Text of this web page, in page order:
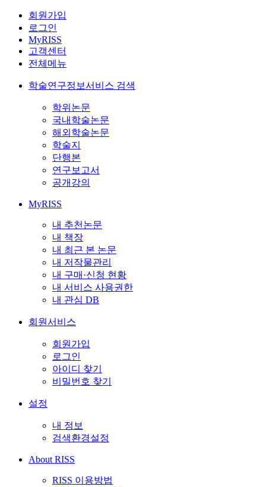
회원가입
로그인
MyRISS
고객센터
전체메뉴
학술연구정보서비스 검색
학위논문
국내학술논문
해외학술논문
학술지
단행본
연구보고서
공개강의
MyRISS
내 추천논문
내 책장
내 최근 본 논문
내 저작물관리
내 구매·신청 현황
내 서비스 사용권한
내 관심 DB
회원서비스
회원가입
로그인
아이디 찾기
비밀번호 찾기
설정
내 정보
검색환경설정
About RISS
RISS 이용방법